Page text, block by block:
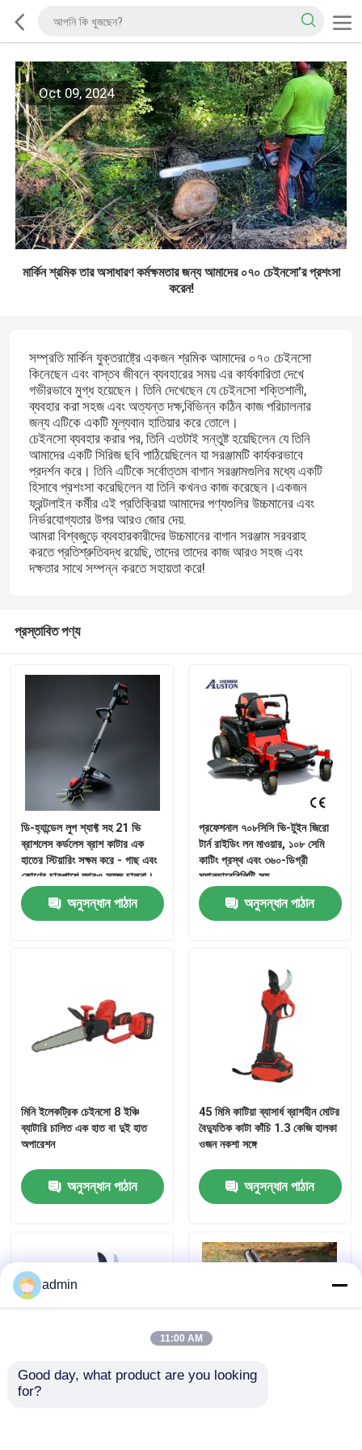
একটি বার্তা রেখে যান
আমরা শীঘ্রই আপনাকে আবার কল করব!
Oct 09, 2024
মার্কিন শ্রমিক তার অসাধারণ কর্মক্ষমতার জন্য আমাদের ০৭০ চেইনসো'র প্রশংসা
করেন!
সম্প্রতি মার্কিন যুক্তরাষ্ট্রে একজন শ্রমিক আমাদের ০৭০ চেইনসো
কিনেছেন এবং বাস্তব জীবনে ব্যবহারের সময় এর কার্যকারিতা দেখে
গভীরভাবে মুগ্ধ হয়েছেন। তিনি দেখেছেন যে চেইনসো শক্তিশালী,
ব্যবহার করা সহজ এবং অত্যন্ত দক্ষ,বিভিন্ন কঠিন কাজ পরিচালনার
জন্য এটিকে একটি মূল্যবান হাতিয়ার করে তোলে।
চেইনসো ব্যবহার করার পর, তিনি এতটাই সন্তুষ্ট হয়েছিলেন যে তিনি
আমাদের একটি সিরিজ ছবি পাঠিয়েছিলেন যা সরঞ্জামটি কার্যকরভাবে
প্রদর্শন করে। তিনি এটিকে সর্বোত্তম বাগান সরঞ্জামগুলির মধ্যে একটি
হিসাবে প্রশংসা করেছিলেন যা তিনি কখনও কাজ করেছেন।একজন
ফ্রন্টলাইন কর্মীর এই প্রতিক্রিয়া আমাদের পণ্যগুলির উচ্চমানের এবং
নির্ভরযোগ্যতার উপর আরও জোর দেয়.
আমরা বিশ্বজুড়ে ব্যবহারকারীদের উচ্চমানের বাগান সরঞ্জাম সরবরাহ
করতে প্রতিশ্রুতিবদ্ধ রয়েছি, তাদের তাদের কাজ আরও সহজ এবং
দক্ষতার সাথে সম্পন্ন করতে সহায়তা করে!
প্রস্তাবিত পণ্য
ডি-হ্যান্ডেল লুপ শ্যাফ্ট সহ 21 ভি
ব্রাশলেস কর্ডলেস ব্রাশ কাটার এক
হাতের স্টিয়ারিং সক্ষম করে - গাছ এবং
কোণের চারপাশে আরও সহজ চালনা।
অনুসন্ধান পাঠান
প্রফেশনাল ৭০৮সিসি ভি-টুইন জিরো
টার্ন রাইডিং লন মাওয়ার, ১০৮ সেমি
কাটিং প্রস্থ এবং ৩৬০-ডিগ্রী
ম্যানুভারেবিলিটি সহ
অনুসন্ধান পাঠান
মিনি ইলেকট্রিক চেইনসো 8 ইঞ্চি
ব্যাটারি চালিত এক হাত বা দুই হাত
অপারেশন
অনুসন্ধান পাঠান
45 মিমি কাটিয়া ব্যাসার্ধ ব্রাশহীন মোটর
বৈদ্যুতিক কাটা কাঁচি 1.3 কেজি হালকা
ওজন নকশা সঙ্গে
অনুসন্ধান পাঠান
45 মিমি কর্ডলেস ইলেকট্রিক প্রুনার
admin
11:00 AM
Good day, what product are you looking
for?